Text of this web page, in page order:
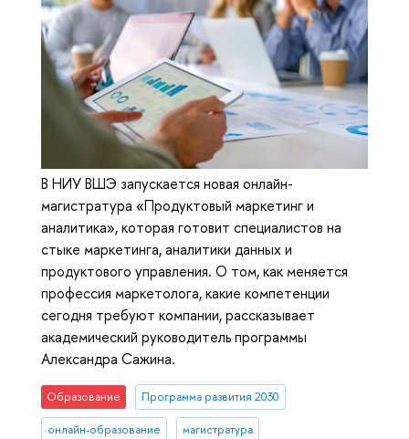
В НИУ ВШЭ запускается новая онлайн-
магистратура «Продуктовый маркетинг и
аналитика», которая готовит специалистов на
стыке маркетинга, аналитики данных и
продуктового управления. О том, как меняется
профессия маркетолога, какие компетенции
сегодня требуют компании, рассказывает
академический руководитель программы
Александра Сажина.
Образование Программа развития 2030
онлайн-образование магистратура